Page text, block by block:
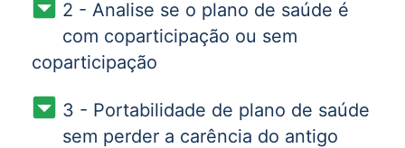
2 - Analise se o plano de saúde é
com coparticipação ou sem
coparticipação
3 - Portabilidade de plano de saúde
sem perder a carência do antigo